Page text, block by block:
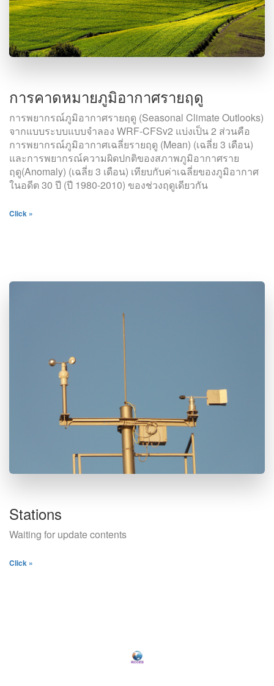
การคาดหมายภูมิอากาศรายฤดู
การพยากรณ์ภูมิอากาศรายฤดู (Seasonal Climate Outlooks)
จากแบบระบบแบบจำลอง WRF-CFSv2 แบ่งเป็น 2 ส่วนคือ
การพยากรณ์ภูมิอากาศเฉลี่ยรายฤดู (Mean) (เฉลี่ย 3 เดือน)
และการพยากรณ์ความผิดปกติของสภาพภูมิอากาศราย
ฤดู(Anomaly) (เฉลี่ย 3 เดือน) เทียบกับค่าเฉลี่ยของภูมิอากาศ
ในอดีต 30 ปี (ปี 1980-2010) ของช่วงฤดูเดียวกัน
Click »
Stations
Waiting for update contents
Click »